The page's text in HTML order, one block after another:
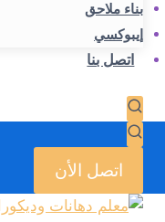
بناء ملاحق
إيبوكسي
اتصل بنا
اتصل الأن